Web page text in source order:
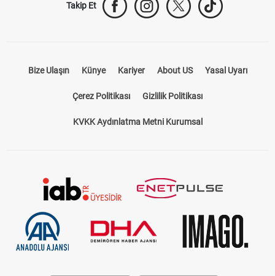
Takip Et
Bize Ulaşın Künye Kariyer About US Yasal Uyarı
Çerez Politikası Gizlilik Politikası
KVKK Aydınlatma Metni Kurumsal